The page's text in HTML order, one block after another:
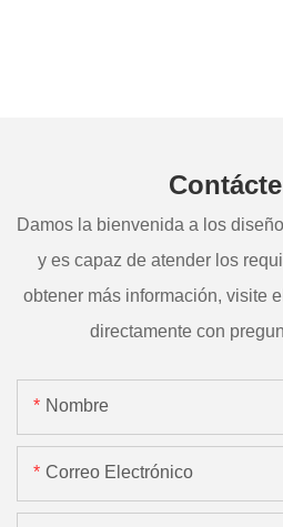
Damos la bienvenida a los
y es capaz de atender los
obtener más información, visite
directamente con
Nombre
Correo Electrónico